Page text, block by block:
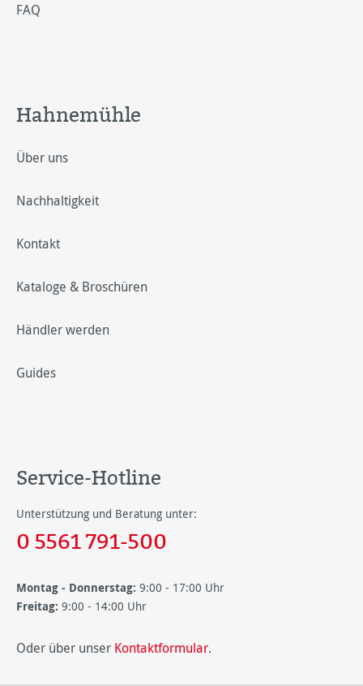
FAQ
Hahnemühle
Über uns
Nachhaltigkeit
Kontakt
Kataloge & Broschüren
Händler werden
Guides
Service-Hotline
Unterstützung und Beratung unter:
0 5561 791-500
Montag - Donnerstag: 9:00 - 17:00 Uhr
Freitag: 9:00 - 14:00 Uhr
Oder über unser Kontaktformular.